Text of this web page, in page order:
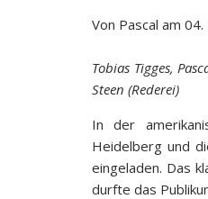
Von Pascal am 04.
Tobias Tigges,
Steen (Rederei)
In der
Heidelberg und
eingeladen. Das
durfte das